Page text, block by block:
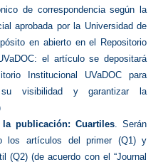
de correspondencia según la
aprobada por la Universidad de
en abierto en el Repositorio
el artículo se depositará
Institucional UVaDOC para
su visibilidad y garantizar la
publicación: Cuartiles. Serán
los artículos del primer (Q1) y
(Q2) (de acuerdo con el “Journal